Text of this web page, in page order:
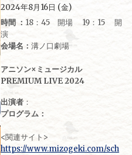
2024年8月16日 (金)
時間 ： 18：45 開場 19：15 開
演
会場名： 溝ノ口劇場
アニソン×ミュージカル
PREMIUM LIVE 2024
出演者 ：
プログラム：
<関連サイト>
https://www.mizogeki.com/sch